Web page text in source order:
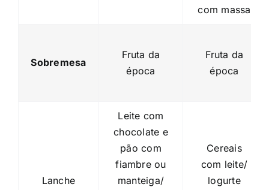
com massa
Sobremesa
Fruta da
época
Fruta da
época
Lanche
Leite com
chocolate e
pão com
fiambre ou
manteiga/
Cereais
com leite/
logurte